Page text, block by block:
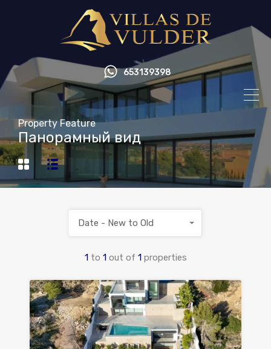
653139398
Property Feature
Панорамный вид
1 to 1 out of 1 properties
Date - New to Old